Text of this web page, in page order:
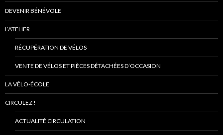
DEVENIR BÉNÉVOLE
L’ATELIER
RÉCUPÉRATION DE VÉLOS
VENTE DE VÉLOS ET PIÈCES DÉTACHÉES D’OCCASION
LA VÉLO-ÉCOLE
CIRCULEZ !
ACTUALITÉ CIRCULATION